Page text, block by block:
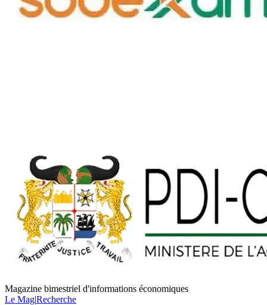
Magazine bimestriel d'informations économiques
Le Mag|Recherche